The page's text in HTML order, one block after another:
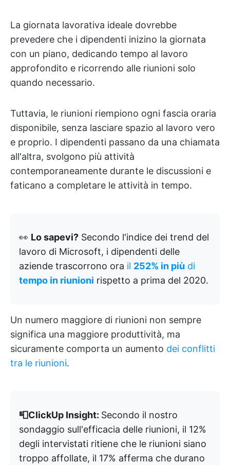
La giornata lavorativa ideale dovrebbe
prevedere che i dipendenti inizino la giornata
con un piano, dedicando tempo al lavoro
approfondito e ricorrendo alle riunioni solo
quando necessario.
Tuttavia, le riunioni riempiono ogni fascia oraria
disponibile, senza lasciare spazio al lavoro vero
e proprio. I dipendenti passano da una chiamata
all'altra, svolgono più attività
contemporaneamente durante le discussioni e
faticano a completare le attività in tempo.
👀 Lo sapevi? Secondo l'indice dei trend del
lavoro di Microsoft, i dipendenti delle
aziende trascorrono ora il 252% in più di
tempo in riunioni rispetto a prima del 2020.
Un numero maggiore di riunioni non sempre
significa una maggiore produttività, ma
sicuramente comporta un aumento dei conflitti
tra le riunioni.
📮ClickUp Insight: Secondo il nostro
sondaggio sull'efficacia delle riunioni, il 12%
degli intervistati ritiene che le riunioni siano
troppo affollate, il 17% afferma che durano